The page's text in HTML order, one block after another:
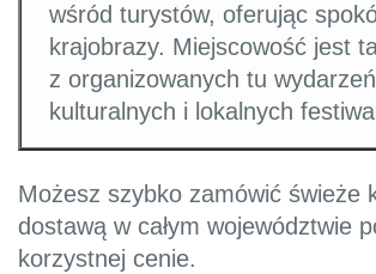
wśród turystów, oferując
krajobrazy. Miejscowość jest
z organizowanych tu wydarzeń
kulturalnych i lokalnych
Możesz szybko zamówić świeże
dostawą w całym województwie
korzystnej cenie.